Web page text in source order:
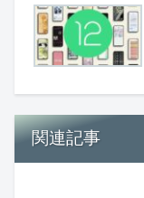
関連記事